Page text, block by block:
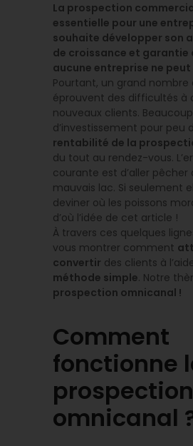
La prospection
essentielle pour une
souhaite développer son
de croissance et garantie
aucune entreprise ne peut
Pourtant, un grand nombre
éprouvent des difficultés à
nouveaux clients. Beaucoup
d’investissement pour peu
rentabilité de la
du tout au rendez-vous.
courante est d’aller pêcher
mauvais lac. Si seulement
deviner où les poissons
d’où l’idée de cet article !
À travers ces quelques
vous montrer comment
convertir des clients à
méthode simple. Notre
prospection omnicanal !
Comment
fonctionne
prospection
omnicanal